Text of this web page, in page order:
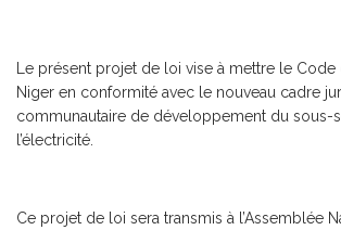
Le présent projet de loi vise à mettre le Code
Niger en conformité avec le nouveau cadre
communautaire de développement du sous-
l’électricité.
Ce projet de loi sera transmis à l’Assemblée